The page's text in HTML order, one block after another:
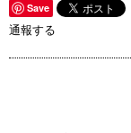
Save
通報する